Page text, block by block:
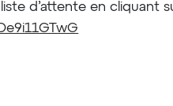
d’attente en cliquant